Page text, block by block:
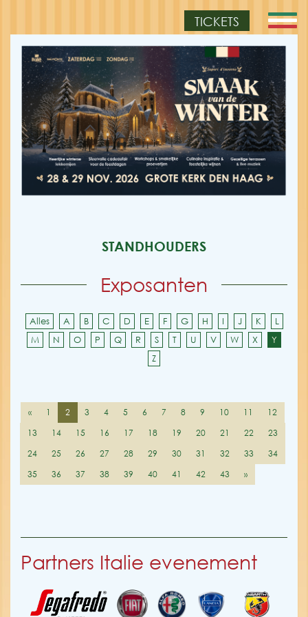
TICKETS
STANDHOUDERS
Exposanten
Alles A B C D E F G H I J K
L
M
N O P Q R S T U V W X
Y
Z
« 1 2 3 4 5 6 7 8 9 10 11
12
13
14 15 16 17 18 19 20 21 22
23
24
25 26 27 28 29 30 31 32 33
34
35
36 37 38 39 40 41 42 43 »
Partners Italie evenement